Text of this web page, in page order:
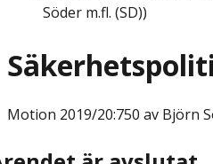
Söder m.fl. (SD))
Motion 2019/20:750 av Björn